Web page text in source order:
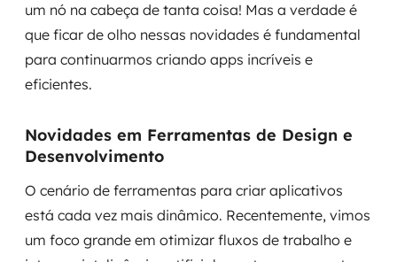
um nó na cabeça de tanta coisa! Mas a verdade é
que ficar de olho nessas novidades é fundamental
para continuarmos criando apps incríveis e
eficientes.
Novidades em Ferramentas de Design e
Desenvolvimento
O cenário de ferramentas para criar aplicativos
está cada vez mais dinâmico. Recentemente, vimos
um foco grande em otimizar fluxos de trabalho e